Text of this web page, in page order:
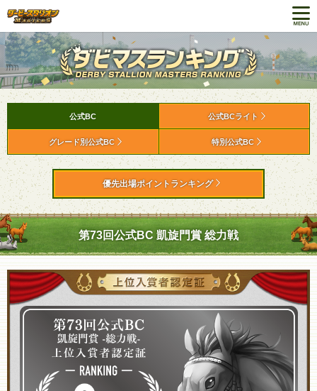
公式BC 公式BCライト
グレード別公式BC 特別公式BC
優先出場ポイントランキング
第73回公式BC 凱旋門賞 総力戦